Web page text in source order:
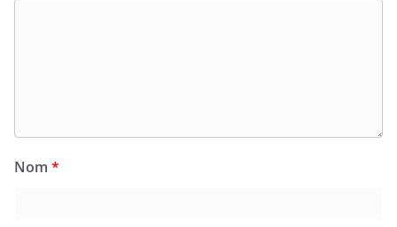
Nom *